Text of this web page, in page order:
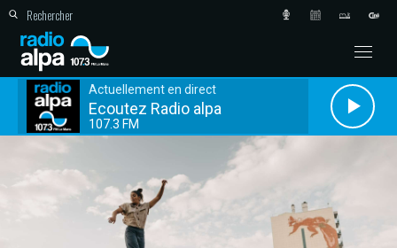
Actuellement en direct
Ecoutez Radio alpa
107.3 FM